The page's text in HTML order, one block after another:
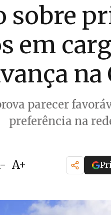
sobre
em
na
parecer
preferência na
A+